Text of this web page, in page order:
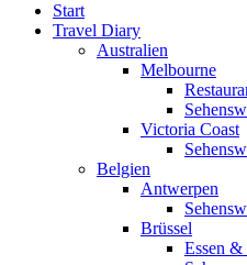
Start
Travel Diary
Australien
Melbourne
Victoria Coast
Belgien
Antwerpen
Brüssel
Essen &